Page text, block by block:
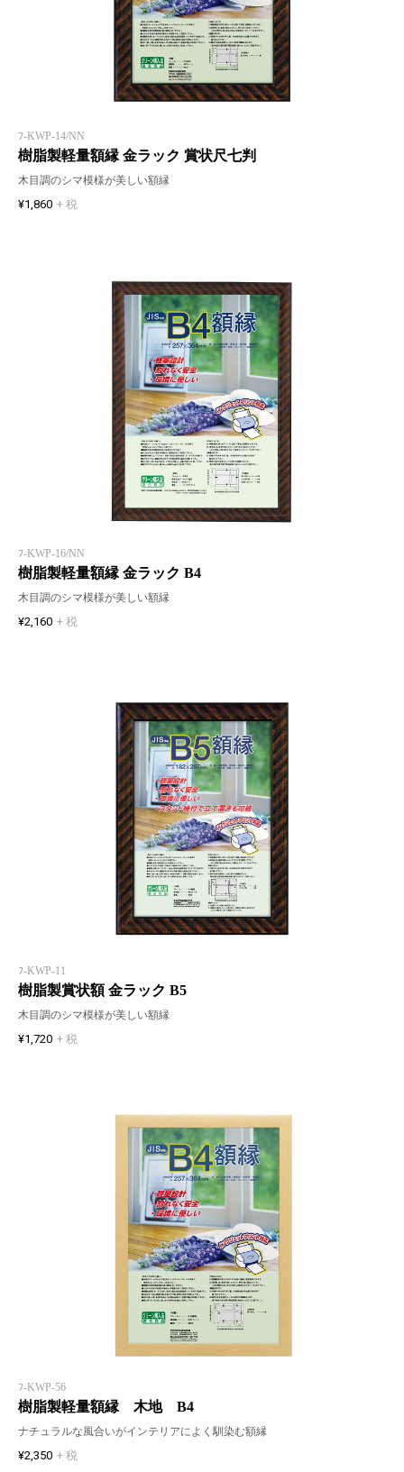
ﾌ-KWP-14/NN
樹脂製軽量額縁 金ラック 賞状尺七判
木目調のシマ模様が美しい額縁
¥1,860 + 税
ﾌ-KWP-16/NN
樹脂製軽量額縁 金ラック B4
木目調のシマ模様が美しい額縁
¥2,160 + 税
ﾌ-KWP-11
樹脂製賞状額 金ラック B5
木目調のシマ模様が美しい額縁
¥1,720 + 税
ﾌ-KWP-56
樹脂製軽量額縁 木地 B4
ナチュラルな風合いがインテリアによく馴染む額縁
¥2,350 + 税